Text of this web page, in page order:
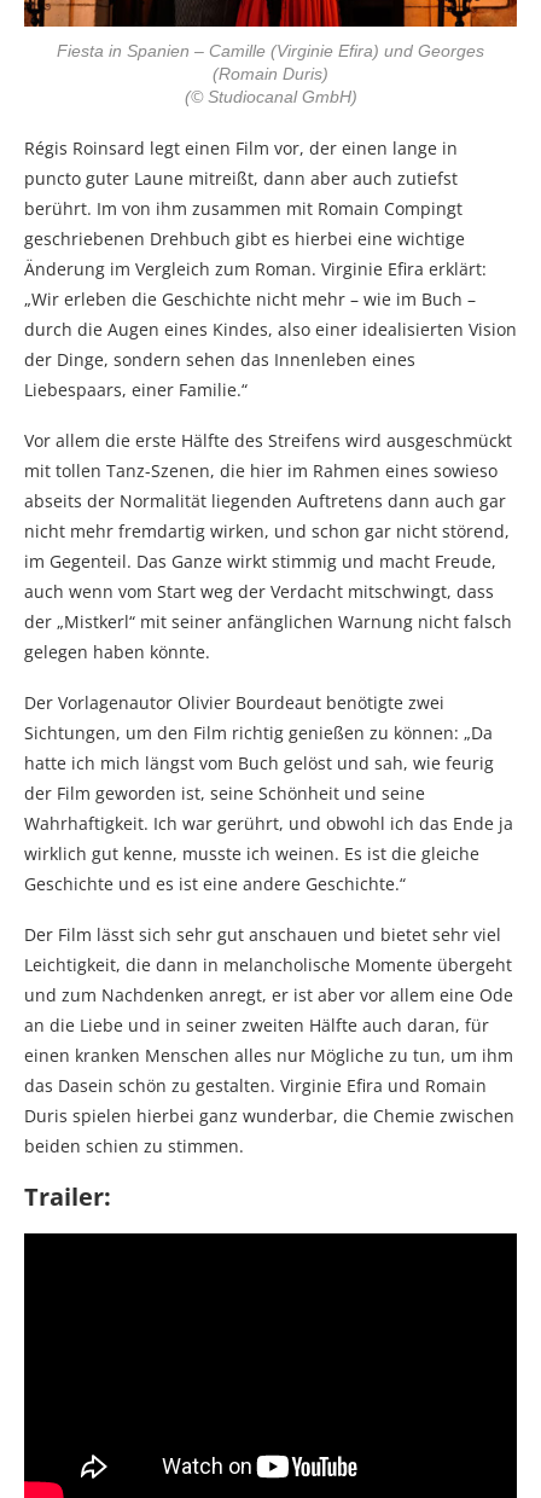
Fiesta in Spanien – Camille (Virginie Efira) und Georges
(Romain Duris)
(© Studiocanal GmbH)
Régis Roinsard legt einen Film vor, der einen lange in
puncto guter Laune mitreißt, dann aber auch zutiefst
berührt. Im von ihm zusammen mit Romain Compingt
geschriebenen Drehbuch gibt es hierbei eine wichtige
Änderung im Vergleich zum Roman. Virginie Efira erklärt:
„Wir erleben die Geschichte nicht mehr – wie im Buch –
durch die Augen eines Kindes, also einer idealisierten Vision
der Dinge, sondern sehen das Innenleben eines
Liebespaars, einer Familie.“
Vor allem die erste Hälfte des Streifens wird ausgeschmückt
mit tollen Tanz-Szenen, die hier im Rahmen eines sowieso
abseits der Normalität liegenden Auftretens dann auch gar
nicht mehr fremdartig wirken, und schon gar nicht störend,
im Gegenteil. Das Ganze wirkt stimmig und macht Freude,
auch wenn vom Start weg der Verdacht mitschwingt, dass
der „Mistkerl“ mit seiner anfänglichen Warnung nicht falsch
gelegen haben könnte.
Der Vorlagenautor Olivier Bourdeaut benötigte zwei
Sichtungen, um den Film richtig genießen zu können: „Da
hatte ich mich längst vom Buch gelöst und sah, wie feurig
der Film geworden ist, seine Schönheit und seine
Wahrhaftigkeit. Ich war gerührt, und obwohl ich das Ende ja
wirklich gut kenne, musste ich weinen. Es ist die gleiche
Geschichte und es ist eine andere Geschichte.“
Der Film lässt sich sehr gut anschauen und bietet sehr viel
Leichtigkeit, die dann in melancholische Momente übergeht
und zum Nachdenken anregt, er ist aber vor allem eine Ode
an die Liebe und in seiner zweiten Hälfte auch daran, für
einen kranken Menschen alles nur Mögliche zu tun, um ihm
das Dasein schön zu gestalten. Virginie Efira und Romain
Duris spielen hierbei ganz wunderbar, die Chemie zwischen
beiden schien zu stimmen.
Trailer: